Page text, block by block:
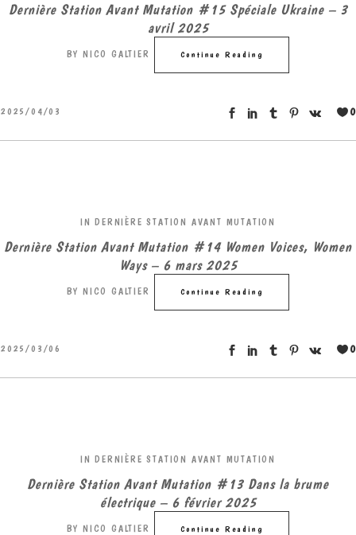
Dernière Station Avant Mutation #15 Spéciale Ukraine – 3
avril 2025
BY NICO GALTIER Continue Reading
2025/04/03 0
IN DERNIÈRE STATION AVANT MUTATION
Dernière Station Avant Mutation #14 Women Voices, Women
Ways – 6 mars 2025
BY NICO GALTIER Continue Reading
2025/03/06 0
IN DERNIÈRE STATION AVANT MUTATION
Dernière Station Avant Mutation #13 Dans la brume
électrique – 6 février 2025
BY NICO GALTIER Continue Reading